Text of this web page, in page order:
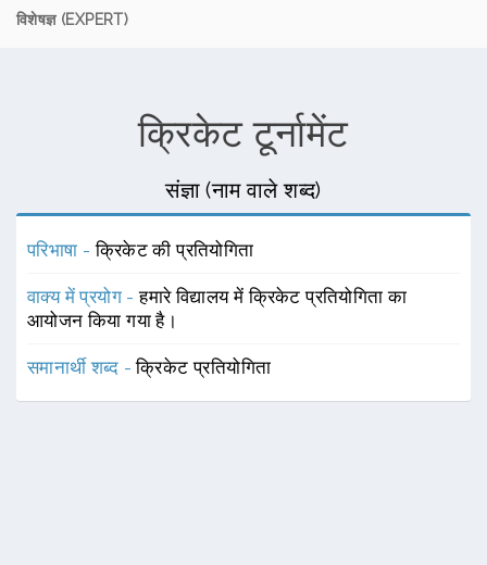
विशेषज्ञ (EXPERT)
क्रिकेट टूर्नामेंट
संज्ञा (नाम वाले शब्द)
परिभाषा -क्रिकेट की प्रतियोगिता
वाक्य में प्रयोग -हमारे विद्यालय में क्रिकेट प्रतियोगिता का
आयोजन किया गया है।
समानार्थी शब्द -क्रिकेट प्रतियोगिता